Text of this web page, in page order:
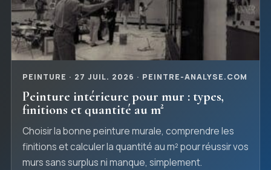
PEINTURE · 27 JUIL. 2026 · PEINTRE-ANALYSE.COM
Peinture intérieure pour mur : types,
finitions et quantité au m²
Choisir la bonne peinture murale, comprendre les
finitions et calculer la quantité au m² pour réussir vos
murs sans surplus ni manque, simplement.